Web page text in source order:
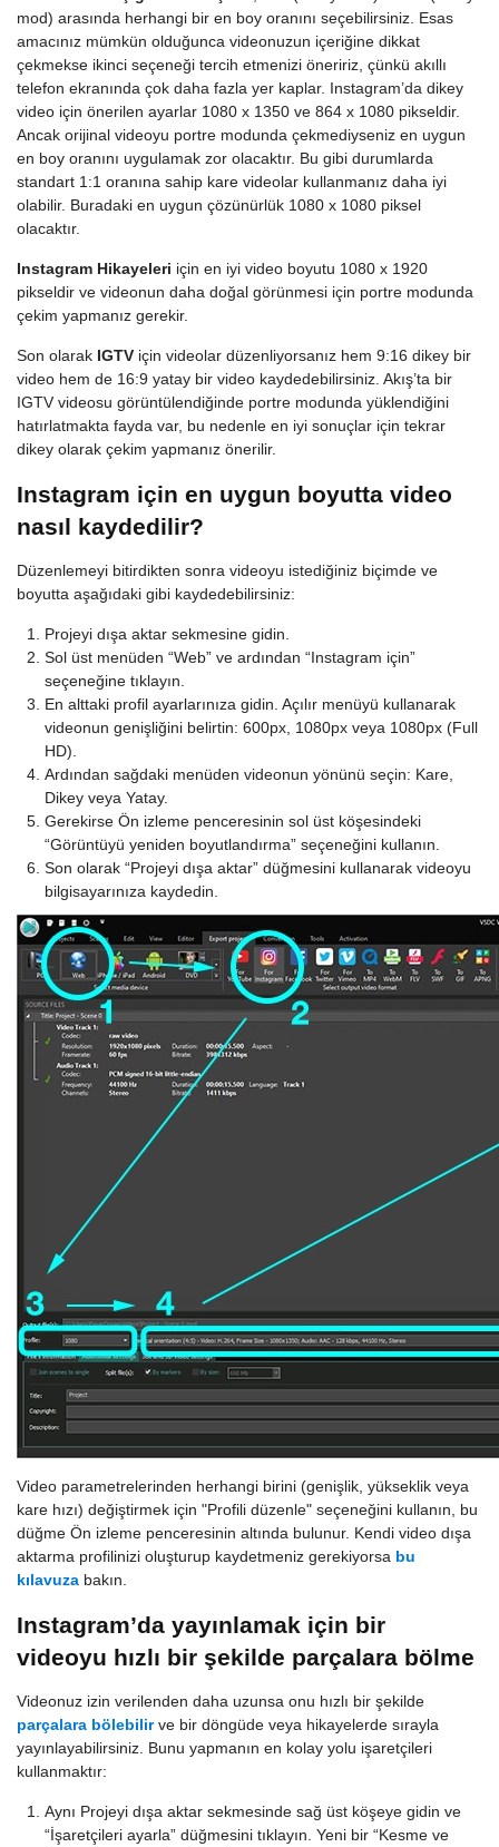
mod) arasında herhangi bir en boy oranını seçebilirsiniz. Esas
amacınız mümkün olduğunca videonuzun içeriğine dikkat
çekmekse ikinci seçeneği tercih etmenizi öneririz, çünkü akıllı
telefon ekranında çok daha fazla yer kaplar. Instagram’da dikey
video için önerilen ayarlar 1080 x 1350 ve 864 x 1080 pikseldir.
Ancak orijinal videoyu portre modunda çekmediyseniz en uygun
en boy oranını uygulamak zor olacaktır. Bu gibi durumlarda
standart 1:1 oranına sahip kare videolar kullanmanız daha iyi
olabilir. Buradaki en uygun çözünürlük 1080 x 1080 piksel
olacaktır.
Instagram Hikayeleri için en iyi video boyutu 1080 x 1920
pikseldir ve videonun daha doğal görünmesi için portre modunda
çekim yapmanız gerekir.
Son olarak IGTV için videolar düzenliyorsanız hem 9:16 dikey bir
video hem de 16:9 yatay bir video kaydedebilirsiniz. Akış’ta bir
IGTV videosu görüntülendiğinde portre modunda yüklendiğini
hatırlatmakta fayda var, bu nedenle en iyi sonuçlar için tekrar
dikey olarak çekim yapmanız önerilir.
Instagram için en uygun boyutta video
nasıl kaydedilir?
Düzenlemeyi bitirdikten sonra videoyu istediğiniz biçimde ve
boyutta aşağıdaki gibi kaydedebilirsiniz:
Projeyi dışa aktar sekmesine gidin.
Sol üst menüden “Web” ve ardından “Instagram için”
seçeneğine tıklayın.
En alttaki profil ayarlarınıza gidin. Açılır menüyü kullanarak
videonun genişliğini belirtin: 600px, 1080px veya 1080px (Full
HD).
Ardından sağdaki menüden videonun yönünü seçin: Kare,
Dikey veya Yatay.
Gerekirse Ön izleme penceresinin sol üst köşesindeki
“Görüntüyü yeniden boyutlandırma” seçeneğini kullanın.
Son olarak “Projeyi dışa aktar” düğmesini kullanarak videoyu
bilgisayarınıza kaydedin.
Video parametrelerinden herhangi birini (genişlik, yükseklik veya
kare hızı) değiştirmek için "Profili düzenle" seçeneğini kullanın, bu
düğme Ön izleme penceresinin altında bulunur. Kendi video dışa
aktarma profilinizi oluşturup kaydetmeniz gerekiyorsa bu
kılavuza bakın.
Instagram’da yayınlamak için bir
videoyu hızlı bir şekilde parçalara bölme
Videonuz izin verilenden daha uzunsa onu hızlı bir şekilde
parçalara bölebilirve bir döngüde veya hikayelerde sırayla
yayınlayabilirsiniz. Bunu yapmanın en kolay yolu işaretçileri
kullanmaktır:
Aynı Projeyi dışa aktar sekmesinde sağ üst köşeye gidin ve
“İşaretçileri ayarla” düğmesini tıklayın. Yeni bir “Kesme ve